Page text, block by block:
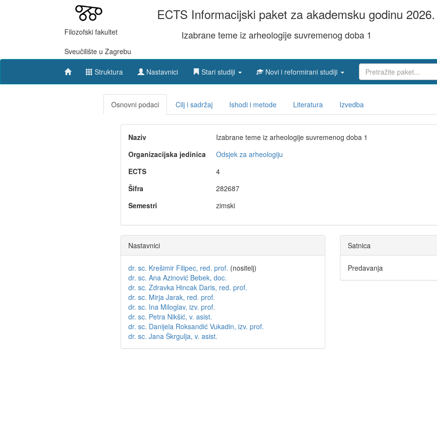
Filozofski fakultet
Sveučilište u Zagrebu
ECTS Informacijski paket za akademsku godinu
Izabrane teme iz arheologije suvremenog doba 1
Struktura Nastavnici Stari studiji Novi i reformirani studiji
Osnovni podaci Cilj i sadržaj Ishodi i metode Literatura Izvedba
Naziv
Izabrane teme iz arheologije suvremenog doba 1
Organizacijska jedinica
Odsjek za arheologiju
ECTS
4
Šifra
282687
Semestri
zimski
Nastavnici
dr. sc. Krešimir Filipec, red. prof. (nositelj)
dr. sc. Ana Azinović Bebek, doc.
dr. sc. Zdravka Hincak Daris, red. prof.
dr. sc. Mirja Jarak, red. prof.
dr. sc. Ina Miloglav, izv. prof.
dr. sc. Petra Nikšić, v. asist.
dr. sc. Danijela Roksandić Vukadin, izv. prof.
dr. sc. Jana Škrgulja, v. asist.
Satnica
Predavanja